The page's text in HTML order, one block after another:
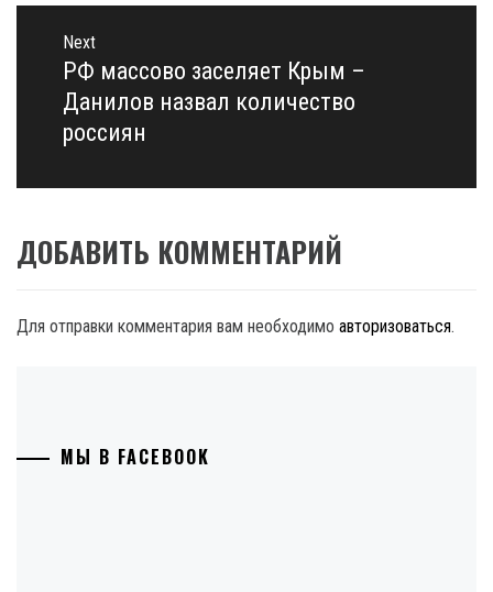
Next
Next
post:
РФ массово заселяет Крым –
Данилов назвал количество
россиян
ДОБАВИТЬ КОММЕНТАРИЙ
Для отправки комментария вам необходимо авторизоваться.
МЫ В FACEBOOK